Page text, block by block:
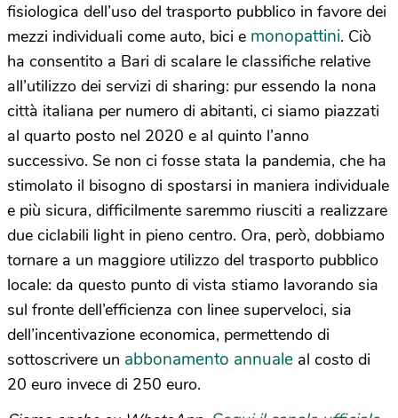
fisiologica dell’uso del trasporto pubblico in favore dei
mezzi individuali come auto, bici e monopattini. Ciò
ha consentito a Bari di scalare le classifiche relative
all’utilizzo dei servizi di sharing: pur essendo la nona
città italiana per numero di abitanti, ci siamo piazzati
al quarto posto nel 2020 e al quinto l’anno
successivo. Se non ci fosse stata la pandemia, che ha
stimolato il bisogno di spostarsi in maniera individuale
e più sicura, difficilmente saremmo riusciti a realizzare
due ciclabili light in pieno centro. Ora, però, dobbiamo
tornare a un maggiore utilizzo del trasporto pubblico
locale: da questo punto di vista stiamo lavorando sia
sul fronte dell’efficienza con linee superveloci, sia
dell’incentivazione economica, permettendo di
sottoscrivere un abbonamento annuale al costo di
20 euro invece di 250 euro.